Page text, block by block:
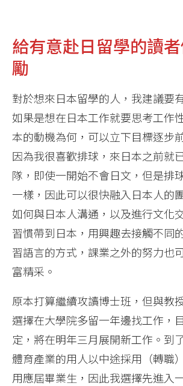
給有意赴日留學的讀
勵
對於想來日本留學的人，我建議要
如果是想在日本工作就要思考工作
本的動機為何，可以立下目標逐步
因為我很喜歡排球，來日本之前就
隊，即使一開始不會日文，但是排
一樣，因此可以很快融入日本人的
如何與日本人溝通，以及進行文化
習慣帶到日本，用興趣去接觸不同
習語言的方式，課業之外的努力也
富精采。
原本打算繼續攻讀博士班，但與教
選擇在大學院多留一年邊找工作，
定，將在明年三月展開新工作。到
體育產業的用人以中途採用（轉職
用應屆畢業生，因此我選擇先進入